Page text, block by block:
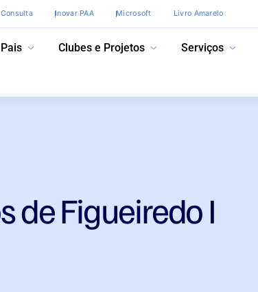
Inovar PAA Microsoft Livro Amarelo
Clubes e Projetos Serviços
de Figueiredo I